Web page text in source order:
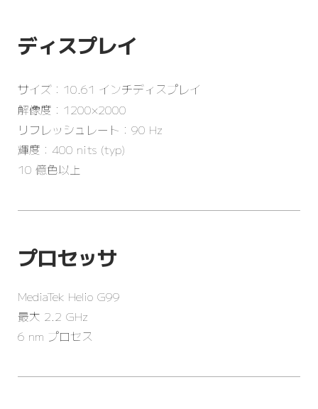
ディスプレイ
サイズ：10.61 インチディスプレイ
解像度：1200×2000
リフレッシュレート：90 Hz
輝度：400 nits (typ)
10 億色以上
プロセッサ
MediaTek Helio G99
最大 2.2 GHz
6 nm プロセス